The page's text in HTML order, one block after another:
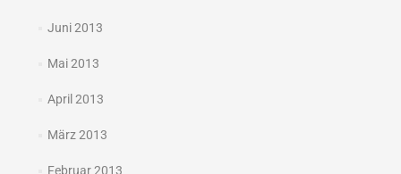
Juni 2013
Mai 2013
April 2013
März 2013
Februar 2013